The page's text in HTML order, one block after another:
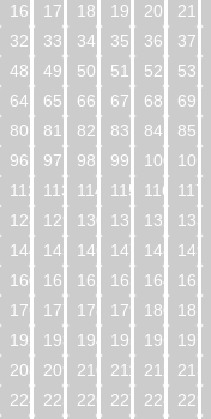
16
17 18 19 20 21
32
33 34 35 36 37
48
49 50 51 52 53
64
65 66 67 68 69
80
81 82 83 84 85
96
97 98 99 100 101
112
113 114 115 116 117
128
129 130 131 132 133
144
145 146 147 148 149
160
161 162 163 164 165
176
177 178 179 180 181
192
193 194 195 196 197
208
209 210 211 212 213
224
225 226 227 228 229